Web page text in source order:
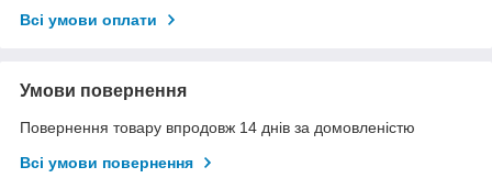
Всі умови оплати
Умови повернення
Повернення товару впродовж 14 днів за домовленістю
Всі умови повернення